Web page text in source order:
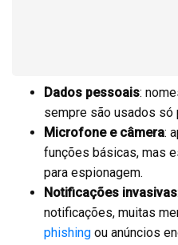
Dados pessoais:
sempre são usados só
Microfone e câmera:
funções básicas, mas
para espionagem.
Notificações invasivas
notificações, muitas
phishing ou anúncios